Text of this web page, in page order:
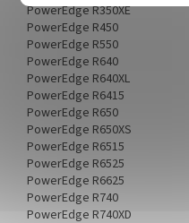
PowerEdge R350XE
PowerEdge R450
PowerEdge R550
PowerEdge R640
PowerEdge R640XL
PowerEdge R6415
PowerEdge R650
PowerEdge R650XS
PowerEdge R6515
PowerEdge R6525
PowerEdge R6625
PowerEdge R740
PowerEdge R740XD